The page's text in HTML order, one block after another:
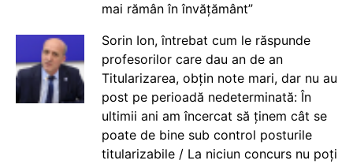
mai rămân în învățământ”
Sorin Ion, întrebat cum le răspunde
profesorilor care dau an de an
Titularizarea, obțin note mari, dar nu au
post pe perioadă nedeterminată: În
ultimii ani am încercat să ținem cât se
poate de bine sub control posturile
titularizabile / La niciun concurs nu poți